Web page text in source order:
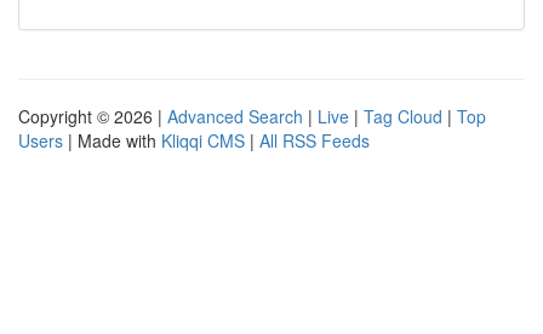
Copyright © 2026 | Advanced Search | Live | Tag Cloud | Top
Users | Made with Kliqqi CMS | All RSS Feeds